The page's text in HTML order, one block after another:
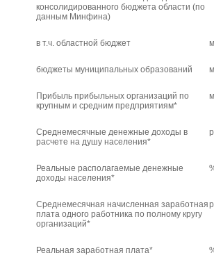
консолидированного бюджета области (по
данным Минфина)
в т.ч. областной бюджет
бюджеты муниципальных образований
Прибыль прибыльных организаций по
крупным и средним предприятиям*
Среднемесячные денежные доходы в
расчете на душу населения*
Реальные располагаемые денежные
доходы населения*
Среднемесячная начисленная заработная
плата одного работника по полному кругу
организаций*
Реальная заработная плата*